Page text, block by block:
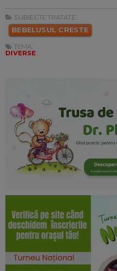
SUBIECTE TRATATE:
BEBELUSUL CRESTE
TEMA:
DIVERSE